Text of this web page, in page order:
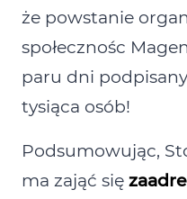
że powstanie
społecznośc
paru dni
tysiąca osób!
Podsumowując,
ma zająć się